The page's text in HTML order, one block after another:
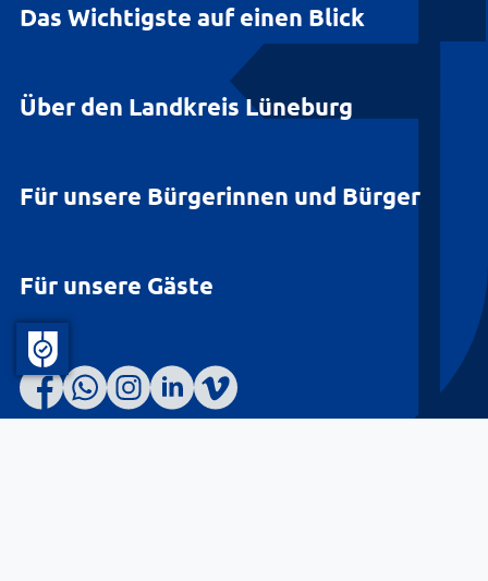
Das Wichtigste auf einen Blick
Über den Landkreis Lüneburg
Für unsere Bürgerinnen und Bürger
Für unsere Gäste